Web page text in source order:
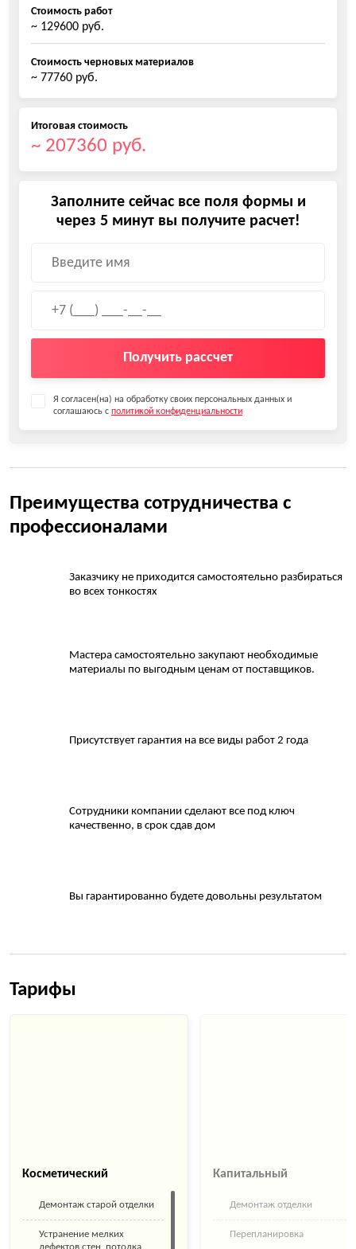
Стоимость работ
~ 129600 руб.
Стоимость черновых материалов
~ 77760 руб.
Итоговая стоимость
~ 207360 руб.
Заполните сейчас все поля формы и
через 5 минут вы получите расчет!
Получить рассчет
Я согласен(на) на обработку своих персональных данных и
соглашаюсь с политикой конфиденциальности
Преимущества сотрудничества с
профессионалами
Заказчику не приходится самостоятельно разбираться
во всех тонкостях
Мастера самостоятельно закупают необходимые
материалы по выгодным ценам от поставщиков.
Присутствует гарантия на все виды работ 2 года
Сотрудники компании сделают все под ключ
качественно, в срок сдав дом
Вы гарантированно будете довольны результатом
Тарифы
Косметический
Демонтаж старой отделки
Устранение мелких
Капитальный
Демонтаж отделки
Перепланировка